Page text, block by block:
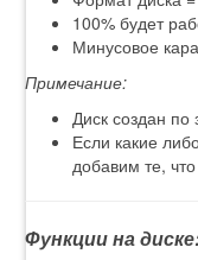
100% будет
Минусовое
Примечание:
Диск создан по
Если какие
добавим те,
Функции на